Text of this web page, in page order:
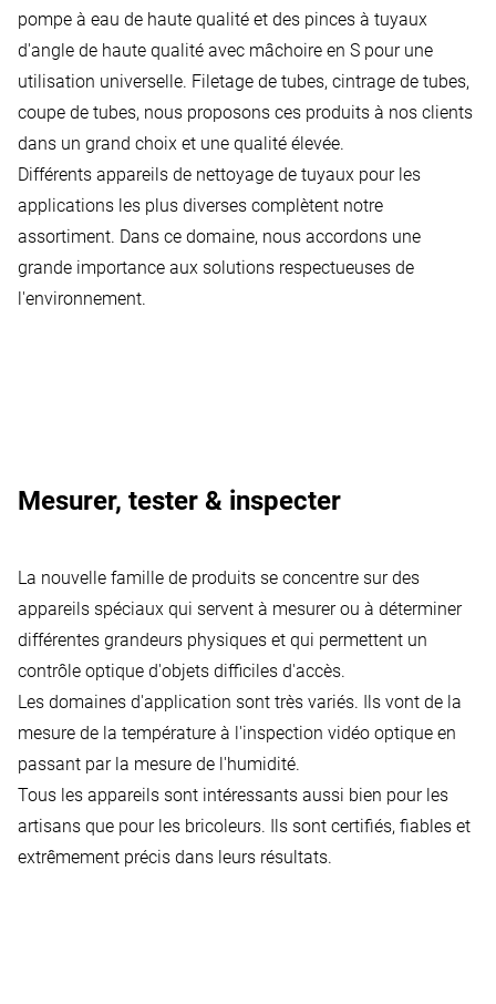
pompe à eau de haute qualité et des pinces à tuyaux
d'angle de haute qualité avec mâchoire en S pour une
utilisation universelle. Filetage de tubes, cintrage de tubes,
coupe de tubes, nous proposons ces produits à nos clients
dans un grand choix et une qualité élevée.
Différents appareils de nettoyage de tuyaux pour les
applications les plus diverses complètent notre
assortiment. Dans ce domaine, nous accordons une
grande importance aux solutions respectueuses de
l'environnement.
Mesurer, tester & inspecter
La nouvelle famille de produits se concentre sur des
appareils spéciaux qui servent à mesurer ou à déterminer
différentes grandeurs physiques et qui permettent un
contrôle optique d'objets difficiles d'accès.
Les domaines d'application sont très variés. Ils vont de la
mesure de la température à l'inspection vidéo optique en
passant par la mesure de l'humidité.
Tous les appareils sont intéressants aussi bien pour les
artisans que pour les bricoleurs. Ils sont certifiés, fiables et
extrêmement précis dans leurs résultats.